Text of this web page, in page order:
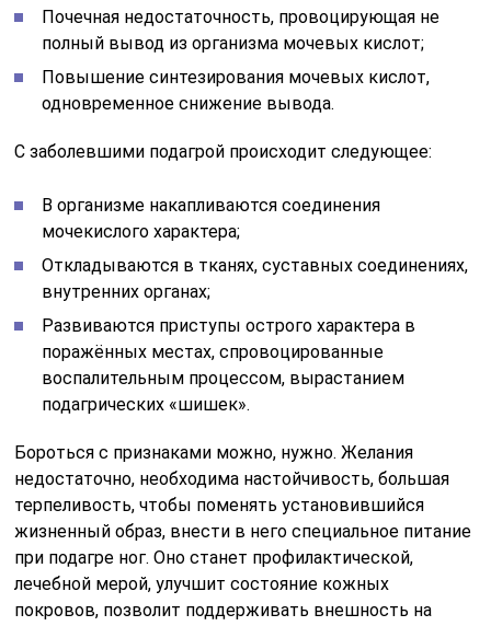
Почечная недостаточность, провоцирующая не
полный вывод из организма мочевых кислот;
Повышение синтезирования мочевых кислот,
одновременное снижение вывода.
С заболевшими подагрой происходит следующее:
В организме накапливаются соединения
мочекислого характера;
Откладываются в тканях, суставных соединениях,
внутренних органах;
Развиваются приступы острого характера в
поражённых местах, спровоцированные
воспалительным процессом, вырастанием
подагрических «шишек».
Бороться с признаками можно, нужно. Желания
недостаточно, необходима настойчивость, большая
терпеливость, чтобы поменять установившийся
жизненный образ, внести в него специальное питание
при подагре ног. Оно станет профилактической,
лечебной мерой, улучшит состояние кожных
покровов, позволит поддерживать внешность на